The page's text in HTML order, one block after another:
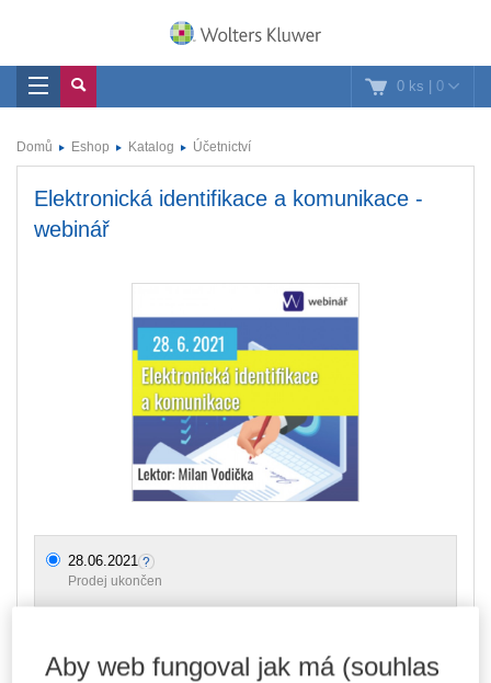
0 ks | 0
Domů Eshop Katalog Účetnictví
Elektronická identifikace a komunikace -
webinář
28.06.2021
Prodej ukončen
Ceny jsou včetně DPH
Aby web fungoval jak má (souhlas